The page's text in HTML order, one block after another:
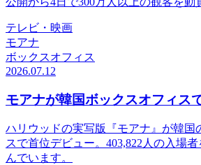
テレビ・映画
モアナ
ボックスオフィス
2026.07.12
モアナが韓国ボックスオフィス
ハリウッドの実写版『モアナ』が韓国
スで首位デビュー。403,822人の入場
んでいます。